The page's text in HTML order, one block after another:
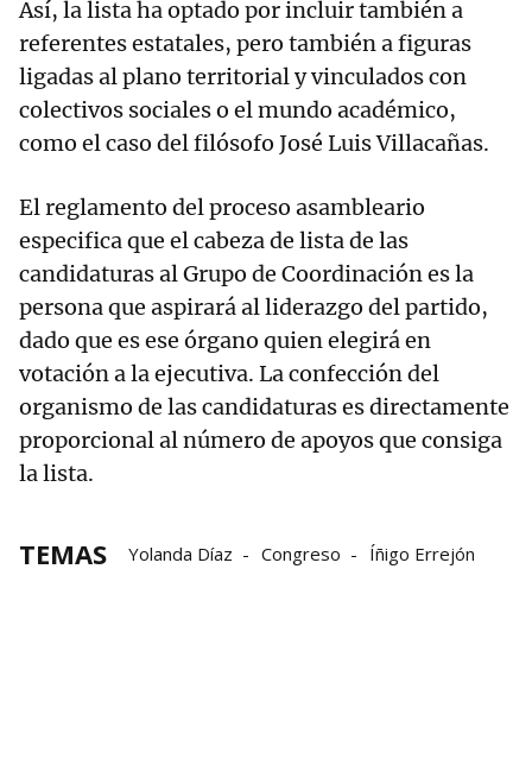
Así, la lista ha optado por incluir también a
referentes estatales, pero también a figuras
ligadas al plano territorial y vinculados con
colectivos sociales o el mundo académico,
como el caso del filósofo José Luis Villacañas.
El reglamento del proceso asambleario
especifica que el cabeza de lista de las
candidaturas al Grupo de Coordinación es la
persona que aspirará al liderazgo del partido,
dado que es ese órgano quien elegirá en
votación a la ejecutiva. La confección del
organismo de las candidaturas es directamente
proporcional al número de apoyos que consiga
la lista.
TEMAS Yolanda Díaz Congreso Íñigo Errejón